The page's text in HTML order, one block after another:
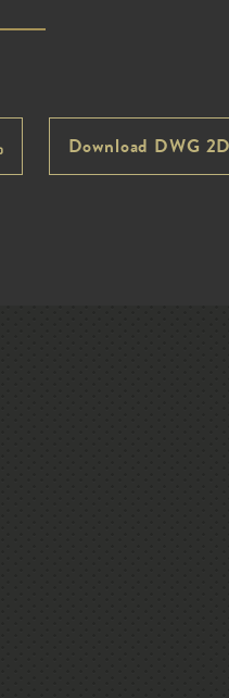
Download DWG 2D